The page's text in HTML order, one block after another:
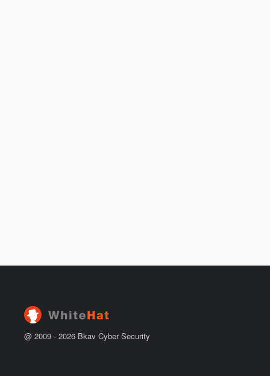
@ 2009 - 2026 Bkav Cyber Security